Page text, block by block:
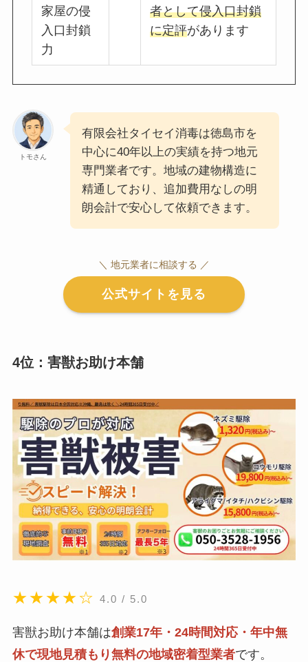
家屋の侵
入口封鎖
力
者として侵入口封鎖
に定評があります
トモさん
有限会社タイセイ消毒は徳島市を
中心に40年以上の実績を持つ地元
専門業者です。地域の建物構造に
精通しており、追加費用なしの明
朗会計で安心して依頼できます。
＼ 地元業者に相談する ／
公式サイトを見る
4位：害獣お助け本舗
★★★★☆ 4.0 / 5.0
害獣お助け本舗は創業17年・24時間対応・年中無
休で現地見積もり無料の地域密着型業者です。